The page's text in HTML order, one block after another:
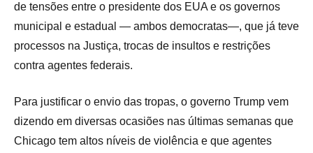
de tensões entre o presidente dos EUA e os governos
municipal e estadual — ambos democratas—, que já teve
processos na Justiça, trocas de insultos e restrições
contra agentes federais.
Para justificar o envio das tropas, o governo Trump vem
dizendo em diversas ocasiões nas últimas semanas que
Chicago tem altos níveis de violência e que agentes